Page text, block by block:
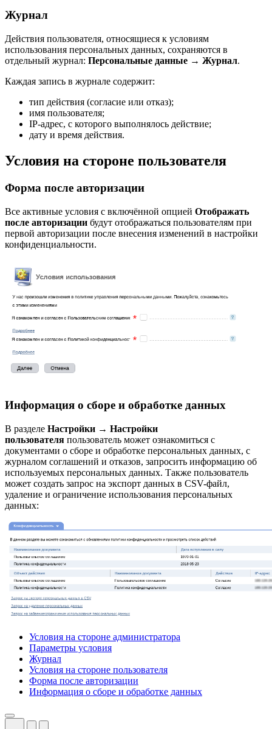
Журнал
Действия пользователя, относящиеся к условиям
использования персональных данных, сохраняются в
отдельный журнал: Персональные данные → Журнал.
Каждая запись в журнале содержит:
тип действия (согласие или отказ);
имя пользователя;
IP-адрес, с которого выполнялось действие;
дату и время действия.
Условия на стороне пользователя
Форма после авторизации
Все активные условия с включённой опцией Отображать
после авторизации будут отображаться пользователям при
первой авторизации после внесения изменений в настройки
конфиденциальности.
Информация о сборе и обработке данных
В разделе Настройки → Настройки
пользователя пользователь может ознакомиться с
документами о сборе и обработке персональных данных, с
журналом соглашений и отказов, запросить информацию об
используемых персональных данных. Также пользователь
может создать запрос на экспорт данных в CSV-файл,
удаление и ограничение использования персональных
данных:
Условия на стороне администратора
Параметры условия
Журнал
Условия на стороне пользователя
Форма после авторизации
Информация о сборе и обработке данных